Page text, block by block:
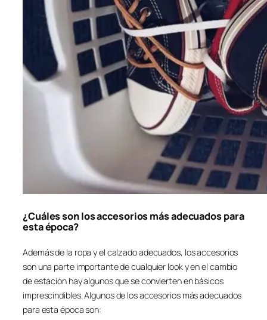
¿Cuáles son los accesorios más adecuados para
esta época?
Además de la ropa y el calzado adecuados, los accesorios
son una parte importante de cualquier look y en el cambio
de estación hay algunos que se convierten en básicos
imprescindibles. Algunos de los accesorios más adecuados
para esta época son: